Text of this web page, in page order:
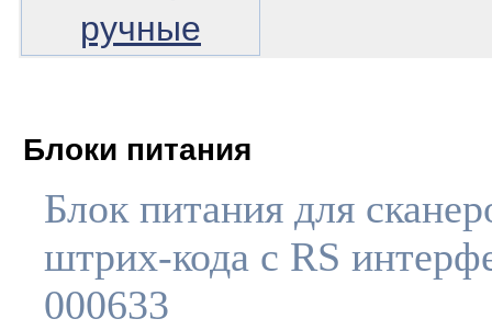
ручные
Блоки питания
Блок питания для
штрих-кода с RS
000633